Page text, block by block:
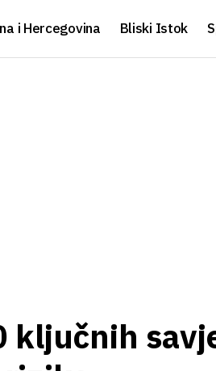
i Hercegovina Bliski Istok
ključnih